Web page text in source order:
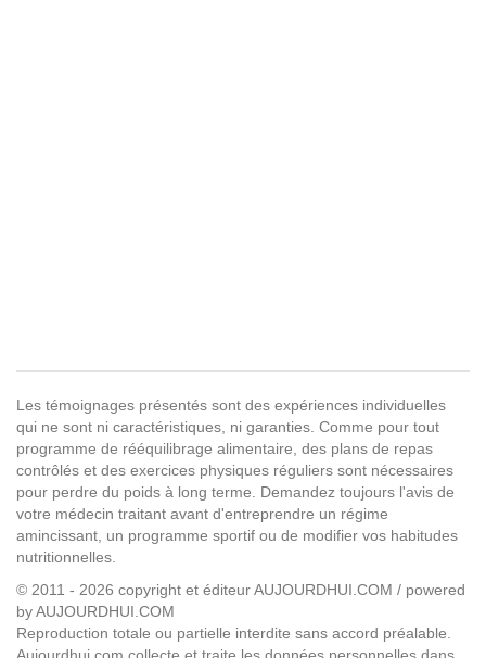
Les témoignages présentés sont des expériences individuelles
qui ne sont ni caractéristiques, ni garanties. Comme pour tout
programme de rééquilibrage alimentaire, des plans de repas
contrôlés et des exercices physiques réguliers sont nécessaires
pour perdre du poids à long terme. Demandez toujours l'avis de
votre médecin traitant avant d'entreprendre un régime
amincissant, un programme sportif ou de modifier vos habitudes
nutritionnelles.
© 2011 - 2026 copyright et éditeur AUJOURDHUI.COM / powered
by AUJOURDHUI.COM
Reproduction totale ou partielle interdite sans accord préalable.
Aujourdhui.com collecte et traite les données personnelles dans